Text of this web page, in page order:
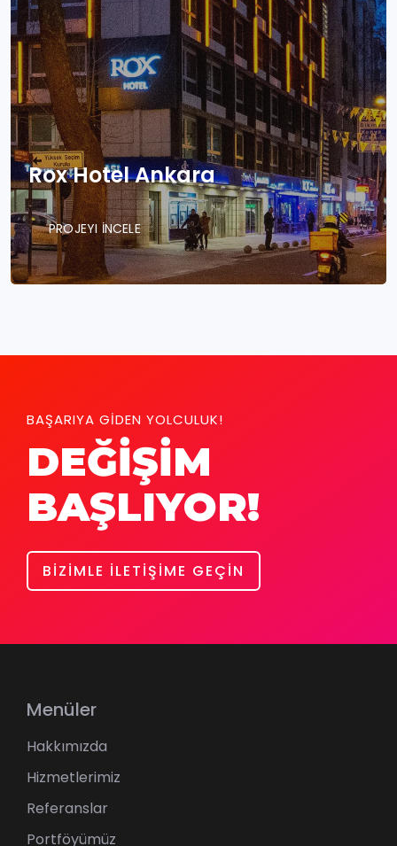
Rox Hotel Ankara
PROJEYI İNCELE
BAŞARIYA GİDEN YOLCULUK!
DEĞİŞİM
BAŞLIYOR!
BİZİMLE İLETİŞİME GEÇİN
Menüler
Hakkımızda
Hizmetlerimiz
Referanslar
Portföyümüz